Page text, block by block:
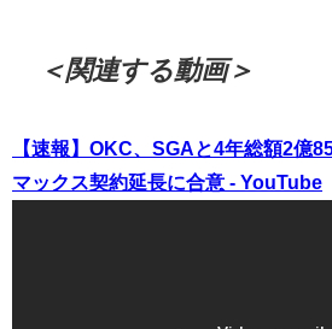
＜関連する動画＞
【速報】OKC、SGAと4年総額2億
マックス契約延長に合意 - YouTube